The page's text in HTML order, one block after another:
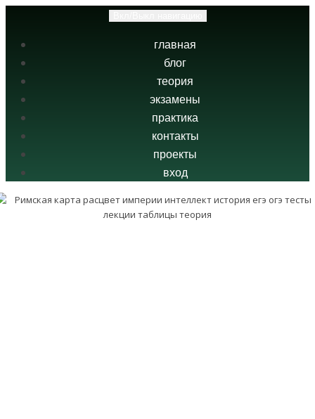
главная
блог
теория
экзамены
практика
контакты
проекты
вход